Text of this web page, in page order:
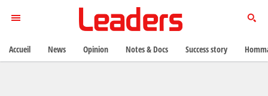
Accueil News Opinion Notes & Docs Success story